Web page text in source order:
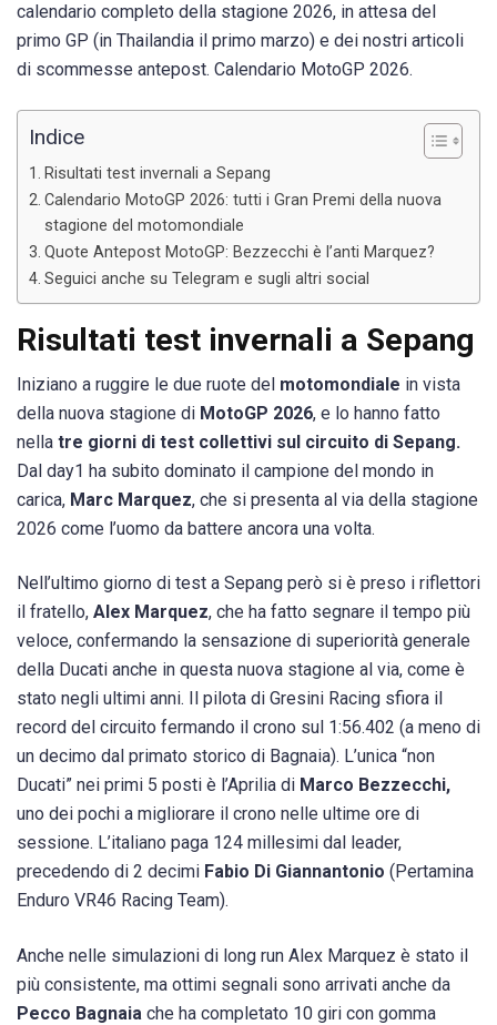
calendario completo della stagione 2026, in attesa del
primo GP (in Thailandia il primo marzo) e dei nostri articoli
di scommesse antepost. Calendario MotoGP 2026.
Indice
Risultati test invernali a Sepang
Calendario MotoGP 2026: tutti i Gran Premi della nuova
stagione del motomondiale
Quote Antepost MotoGP: Bezzecchi è l’anti Marquez?
Seguici anche su Telegram e sugli altri social
Risultati test invernali a Sepang
Iniziano a ruggire le due ruote del motomondiale in vista
della nuova stagione di MotoGP 2026, e lo hanno fatto
nella tre giorni di test collettivi sul circuito di Sepang.
Dal day1 ha subito dominato il campione del mondo in
carica, Marc Marquez, che si presenta al via della stagione
2026 come l’uomo da battere ancora una volta.
Nell’ultimo giorno di test a Sepang però si è preso i riflettori
il fratello, Alex Marquez, che ha fatto segnare il tempo più
veloce, confermando la sensazione di superiorità generale
della Ducati anche in questa nuova stagione al via, come è
stato negli ultimi anni. Il pilota di Gresini Racing sfiora il
record del circuito fermando il crono sul 1:56.402 (a meno di
un decimo dal primato storico di Bagnaia). L’unica “non
Ducati” nei primi 5 posti è l’Aprilia di Marco Bezzecchi,
uno dei pochi a migliorare il crono nelle ultime ore di
sessione. L’italiano paga 124 millesimi dal leader,
precedendo di 2 decimi Fabio Di Giannantonio (Pertamina
Enduro VR46 Racing Team).
Anche nelle simulazioni di long run Alex Marquez è stato il
più consistente, ma ottimi segnali sono arrivati anche da
Pecco Bagnaia che ha completato 10 giri con gomma